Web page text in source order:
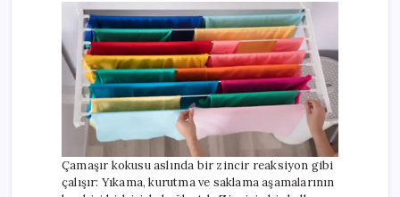
iyi
deterjan
bile
işe
yaramıyor,
hata
burada
gizli
için
Çamaşır kokusu aslında bir zincir reaksiyon gibi
çalışır: Yıkama, kurutma ve saklama aşamalarının